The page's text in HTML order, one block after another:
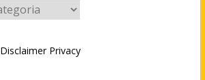
Disclaimer Privacy